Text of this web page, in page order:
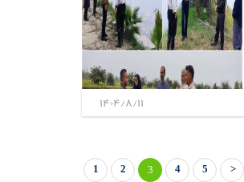
1404/8/11
1 2 3 4 5 >